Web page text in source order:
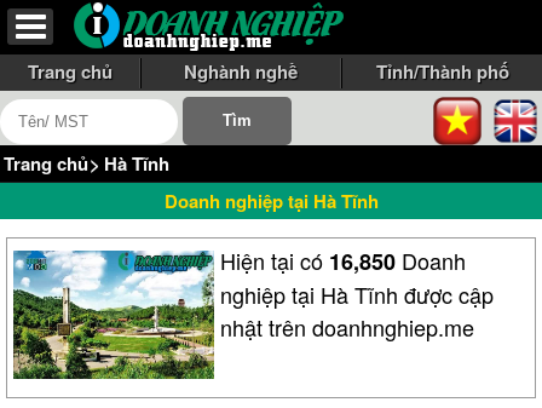
Trang chủ Nghành nghề Tỉnh/Thành phố
Trang chủ> Hà Tĩnh
Doanh nghiệp tại Hà Tĩnh
Hiện tại có 16,850 Doanh
nghiệp tại Hà Tĩnh được cập
nhật trên doanhnghiep.me